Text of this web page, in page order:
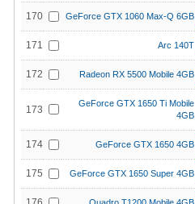
170 GeForce GTX 1060 Max-Q 6GB
171 Arc 140T
172 Radeon RX 5500 Mobile 4GB
173
GeForce GTX 1650 Ti Mobile
4GB
174 GeForce GTX 1650 4GB
175 GeForce GTX 1650 Super 4GB